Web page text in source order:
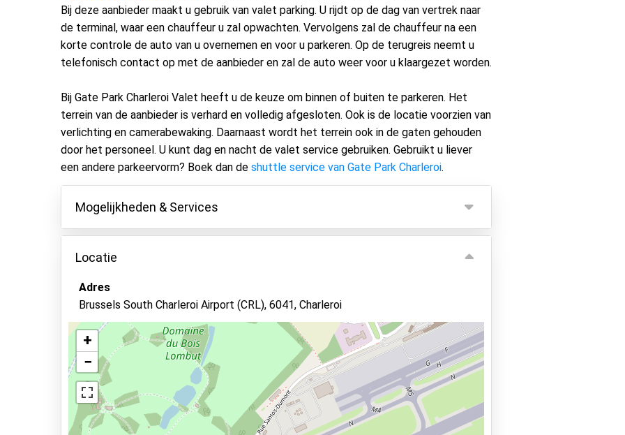
Bij deze aanbieder maakt u gebruik van valet parking. U rijdt op de dag van vertrek naar
de terminal, waar een chauffeur u zal opwachten. Vervolgens zal de chauffeur na een
korte controle de auto van u overnemen en voor u parkeren. Op de terugreis neemt u
telefonisch contact op met de aanbieder en zal de auto weer voor u klaargezet worden.
Bij Gate Park Charleroi Valet heeft u de keuze om binnen of buiten te parkeren. Het
terrein van de aanbieder is verhard en volledig afgesloten. Ook is de locatie voorzien van
verlichting en camerabewaking. Daarnaast wordt het terrein ook in de gaten gehouden
door het personeel. U kunt dag en nacht de valet service gebruiken. Gebruikt u liever
een andere parkeervorm? Boek dan de shuttle service van Gate Park Charleroi.
Mogelijkheden & Services
Mogelijkheden
Binnen parkeren
Autosleutels behouden
Camerabewaking
Bewaker ter plaatse
Verlicht terrein
Beveiligd parkeren
Locatie
Adres
Brussels South Charleroi Airport (CRL), 6041, Charleroi
+
−